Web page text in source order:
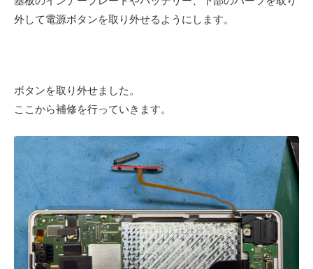
外して電源ボタンを取り外せるようにします。
ボタンを取り外せました。
ここから補修を行っていきます。